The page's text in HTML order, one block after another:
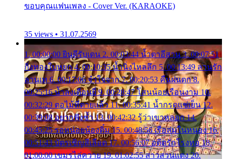
ขอบคุณแฟนเพลง - Cover Ver. (KARAOKE)
35 views • 31.07.2569
1. 00:00:00 ยินดีรับเดน 2. 00:03:44 น้ำตาอีสาน 3. 00:07:51
กิ่งทองใบหยก 4. 00:10:35 น้ำนิ่งไหลลึก 5. 00:13:49 ลานรัก
ลานเท 6. 00:17:06 จำใจจาก 7. 00:20:53 คืนฝนตก 8.
00:25:16 น้ำลงเดือนยี่ 9. 00:28:47 โสนน้อยเรือนงาม 10.
00:32:29 ตอไม้ที่ตายแล้ว 11. 00:35:41 น้ำกรดแช่เย็น 12.
00:39:08 อยากฟังซ้ำ 13. 00:42:32 รู้ว่าเขาหลอก 14.
00:45:25 รอหน่อยน้องติ๋ม 15. 00:48:56 เรือล่มในหนอง 16.
00:51:43 บัตรเชิญสีเลือด 17. 00:56:07 อดีตรักโรงทอ 18.
01:00:00 เขมรไล่ควาย 19. 01:02:55 สาวสวนแตง 20.